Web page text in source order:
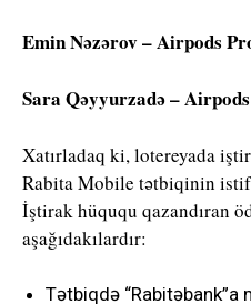
Emin Nəzərov – Airpods
Sara Qəyyurzadə –
Xatırladaq ki, lotereyada
Rabita Mobile tətbiqinin
İştirak hüququ qazandıran
aşağıdakılardır:
Tətbiqdə “Rabitəbank”a